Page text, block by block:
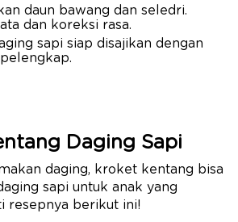
daun bawang dan seledri.
dan koreksi rasa.
sapi siap disajikan dengan
Daging Sapi
daging, kroket kentang bisa
sapi untuk anak yang
resepnya berikut ini!